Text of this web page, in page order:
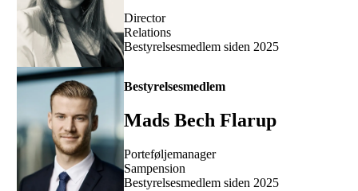
Director
Relations
Bestyrelsesmedlem siden 2025
Bestyrelsesmedlem
Mads Bech Flarup
Porteføljemanager
Sampension
Bestyrelsesmedlem siden 2025